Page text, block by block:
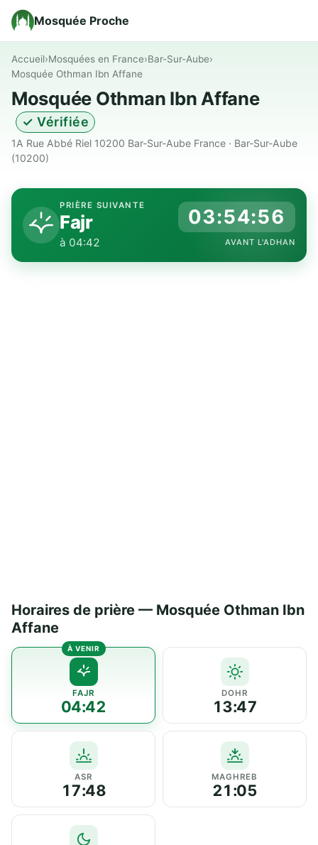
Mosquée Proche
Accueil›Mosquées en France›Bar-Sur-Aube›
Mosquée Othman Ibn Affane
Mosquée Othman Ibn Affane
✓ Vérifiée
1A Rue Abbé Riel 10200 Bar-Sur-Aube France · Bar-Sur-Aube
(10200)
PRIÈRE SUIVANTE
Fajr
à 04:42
03:54:55
AVANT L'ADHAN
Horaires de prière — Mosquée Othman Ibn
Affane
FAJR
04:42
DOHR
13:47
ASR
17:48
MAGHREB
21:05